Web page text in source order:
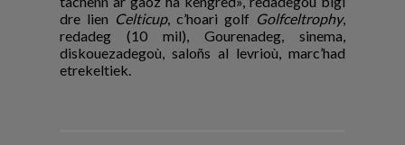
dre lien Celticup, c’hoari golf Golfceltrophy,
redadeg (10 mil), Gourenadeg, sinema,
diskouezadegoù, saloñs al levrioù, marc’had
etrekeltiek.